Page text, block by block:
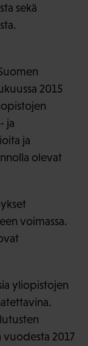
sekä
2015
ja
ja
olevat
voimassa.
yliopistojen
vuodesta 2017